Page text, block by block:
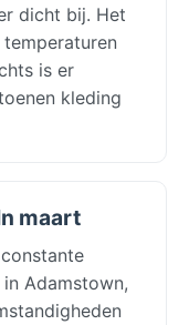
dicht bij. Het
is er
kleding
maart
Adamstown,